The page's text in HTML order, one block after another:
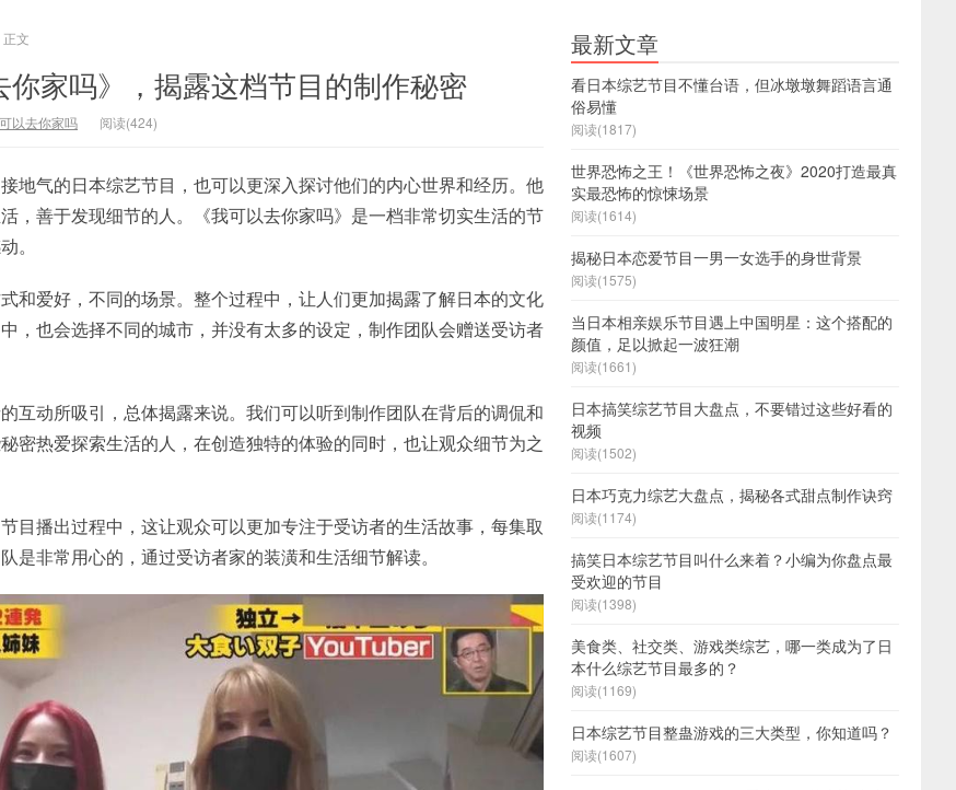
正文
家吗》，揭露这档节目的制作秘密
以去你家吗 阅读(424)
地气的日本综艺节目，也可以更深入探讨他们的内心世界和经历。他
，善于发现细节的人。《我可以去你家吗》是一档非常切实生活的节
。
和爱好，不同的场景。整个过程中，让人们更加揭露了解日本的文化
，也会选择不同的城市，并没有太多的设定，制作团队会赠送受访者
互动所吸引，总体揭露来说。我们可以听到制作团队在背后的调侃和
密热爱探索生活的人，在创造独特的体验的同时，也让观众细节为之
目播出过程中，这让观众可以更加专注于受访者的生活故事，每集取
是非常用心的，通过受访者家的装潢和生活细节解读。
最新文章
看日本综艺节目不懂台语，但冰墩墩舞蹈语言通
俗易懂
阅读(1817)
世界恐怖之王！《世界恐怖之夜》2020打造最真
实最恐怖的惊悚场景
阅读(1614)
揭秘日本恋爱节目一男一女选手的身世背景
阅读(1575)
当日本相亲娱乐节目遇上中国明星：这个搭配的
颜值，足以掀起一波狂潮
阅读(1661)
日本搞笑综艺节目大盘点，不要错过这些好看的
视频
阅读(1502)
日本巧克力综艺大盘点，揭秘各式甜点制作诀窍
阅读(1174)
搞笑日本综艺节目叫什么来着？小编为你盘点最
受欢迎的节目
阅读(1398)
美食类、社交类、游戏类综艺，哪一类成为了日
本什么综艺节目最多的？
阅读(1169)
日本综艺节目整蛊游戏的三大类型，你知道吗？
阅读(1607)